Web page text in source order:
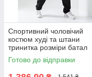
Спортивний чоловічий
костюм худі та штани
тринитка розміри батал
Готово до відправки